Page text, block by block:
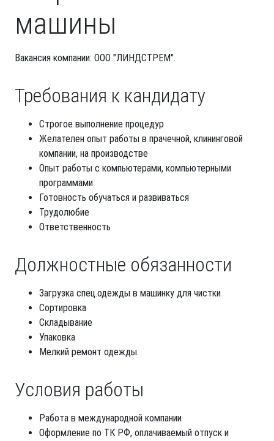
машины
Вакансия компании: ООО "ЛИНДСТРЕМ".
Требования к кандидату
Строгое выполнение процедур
Желателен опыт работы в прачечной, клининговой
компании, на производстве
Опыт работы с компьютерами, компьютерными
программами
Готовность обучаться и развиваться
Трудолюбие
Ответственность
Должностные обязанности
Загрузка спец.одежды в машинку для чистки
Сортировка
Складывание
Упаковка
Мелкий ремонт одежды.
Условия работы
Работа в международной компании
Оформление по ТК РФ, оплачиваемый отпуск и